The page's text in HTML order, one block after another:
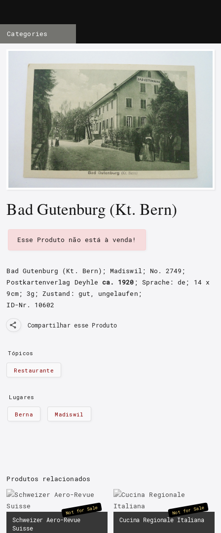
Categories
Bad Gutenburg (Kt. Bern)
Esse Produto não está à venda!
Bad Gutenburg (Kt. Bern); Madiswil ; No. 2749 ;
Postkartenverlag Deyhle ca. 1920 ; Sprache: de; 14 x
9cm; 3g;Zustand: gut, ungelaufen ;
ID-Nr. 10602
Compartilhar esse Produto
Tópicos
Restaurante
Lugares
Berna Madiswil
Produtos relacionados
Schweizer Aero-Revue
Suisse
Not for Sale
Cucina Regionale Italiana
Not for Sale